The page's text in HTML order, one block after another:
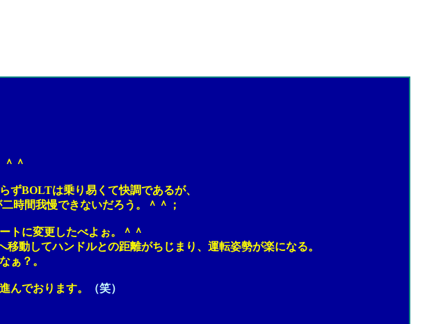
＾
BOLTは乗り易くて快調であるが、
間我慢できないだろう。＾＾；
に変更したべよぉ。＾＾
してハンドルとの距離がちじまり、運転姿勢が楽になる。
ぁ？。
でおります。 （笑）